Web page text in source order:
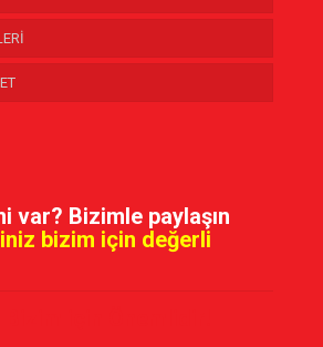
var? Bizimle paylaşın
bizim için değerli